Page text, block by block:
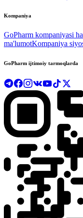
Kompaniya
GoPharm kompaniyasi
ma'lumotKompaniya
GoPharm ijtimoiy tarmoqlarda